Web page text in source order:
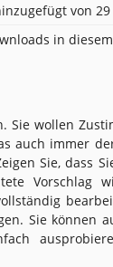
von
in
Sie wollen
auch immer
Sie, dass
Vorschlag
Sie können